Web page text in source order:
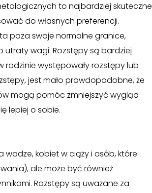
to najbardziej skuteczne
do własnych preferencji.
poza swoje normalne granice,
wagi. Rozstępy są bardziej
rodzinie występowały rozstępy lub
jest mało prawdopodobne, że
mogą pomóc zmniejszyć wygląd
lepiej o sobie.
wadze, kobiet w ciąży i osób, które
ale może być również
Rozstępy są uważane za